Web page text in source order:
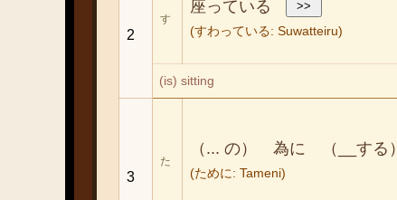
2
す
座っている
(すわっている: Suwatteiru)
(is) sitting
3
た
（... の） 為に （__する）
(ために: Tameni)